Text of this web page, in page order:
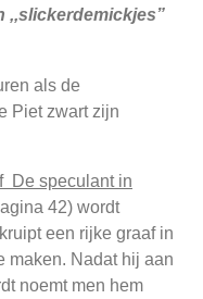
,,slickerdemickjes”
als de
Piet zwart zijn
De speculant in
42) wordt
een rijke graaf in
maken. Nadat hij aan
noemt men hem